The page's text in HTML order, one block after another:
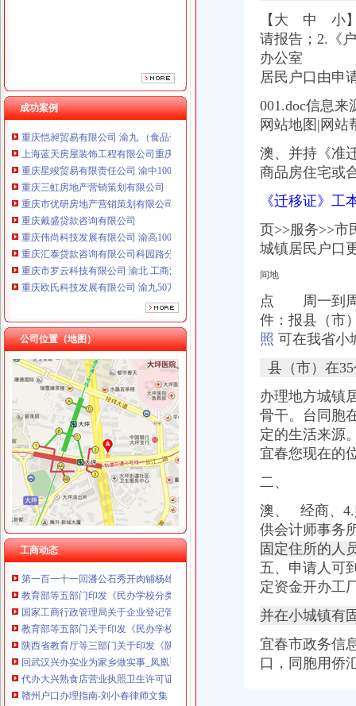
成功案例
重庆汇泰贷款咨询有限公司科园路分公司 渝高 （工商注册）
重庆市罗云科技有限公司 渝北 工商注册
重庆欧氏科技发展有限公司 渝九50万 （进出口权）
重庆安赐商贸有限公司 渝江10万 （工商注册）
上海蓝天房屋装饰工程有限公司重庆分公司 渝北 （工商注册）
重庆星竣贸易有限责任公司 渝中100万 （进出口权）
重庆三虹房地产营销策划有限公司
重庆市优研房地产营销策划有限公司
重庆戴盛贷款咨询有限公司
重庆伟尚科技发展有限公司 渝高100万 （工商注册）
重庆汇泰贷款咨询有限公司科园路分公司 渝高 （工商注册）
重庆市罗云科技有限公司 渝北 工商注册
重庆欧氏科技发展有限公司 渝九50万 （进出口权）
重庆安赐商贸有限公司 渝江10万 （工商注册）
重庆恺昶贸易有限公司 渝九 （食品许可证）
上海蓝天房屋装饰工程有限公司重庆分公司 渝北 （工商注册）
公司位置（地图）
工商动态
回兴办执照
公民变更姓名、日期、民族等有何规定?_高考前夕2007_新浪博客
揭市人民门户网站
户口迁入许可办理_通江县人民门户网站
居民家庭户口有哪些类型_其他_土巴兔问吧
户口办理-新田县人民门户网
大兴办餐饮执照食品经营许可证的条件-爱喇叭网
非深户注意！这些证件统统可在深圳办,不用回老家_搜狐_搜狐网
【回兴二手办公用品转让|回兴办公用品批发】-重庆58同城
第一百一十一回潘公石秀开肉铺杨雄帮忙办执照_水浒歪_逐浪小说
教育部等五部门印发《民办学校分类登记实施细则》__海南新闻网_南
国家工商行政管理局关于企业登记管理若干问题的执行意见_财经法规-
教育部等五部门关于印发《民办学校分类登记实施细则》的通知-中华
陕西省教育厅等三部门关于印发《陕西省营利民办学校监督管理实施
回武汉兴办实业为家乡做实事_凤凰资讯
代办大兴熟食店营业执照卫生许可证需要什么材料
赣州户口办理指南-刘小春律师文集
关于印发《民办学校分类登记实施细则》的通知_全文
【大 中 小】
请报告；2.《
办公室 技
居民户口由申
001.doc信息
网站地图|网站
澳、 并持《准
商品房住宅或
《迁移证》工
页>>服务>>市
城镇居民户口
间地
点 周一到
件：报县（市
照 可在我省小
县（市）在
办理地方城镇
骨干。台同胞
定的生活来源
宜春您现在的
二、
澳、 经商、4.
供会计师事务
固定住所的人
五、申请人可
定资金开办工
并在小城镇有
宜春市政务信
口，同胞用侨